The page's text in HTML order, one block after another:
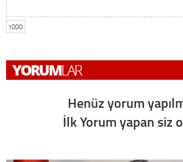
1000
Henüz yorum
İlk Yorum yapan siz